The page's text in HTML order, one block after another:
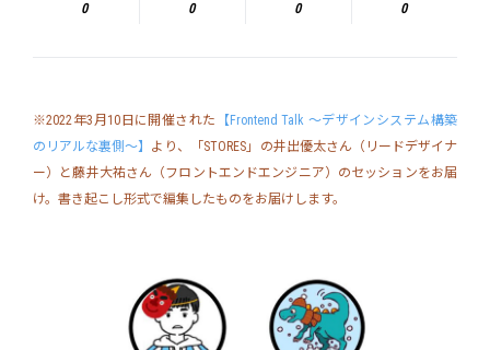
0 0 0 0
※2022年3月10日に開催された
【Frontend Talk 〜デザインシステム構築
のリアルな裏側〜】 より、「STORES」の井出優太さん（リードデザイナ
ー）と藤井大祐さん（フロントエンドエンジニア）のセッションをお届
け。書き起こし形式で編集したものをお届けします。